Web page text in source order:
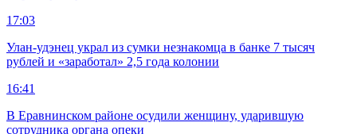
17:03
Улан-удэнец украл из сумки незнакомца в банке 7 тысяч
рублей и «заработал» 2,5 года колонии
16:41
В Еравнинском районе осудили женщину, ударившую
сотрудника органа опеки